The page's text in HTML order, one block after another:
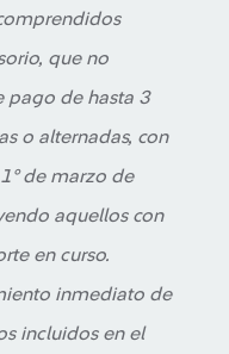
que no
pago de hasta 3
o alternadas, con
de marzo de
aquellos con
en curso.
inmediato de
incluidos en el